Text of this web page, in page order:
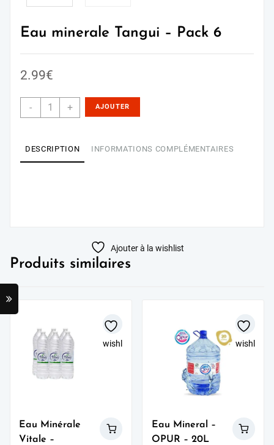
Eau minerale Tangui – Pack 6
2.99€
- + AJOUTER
DESCRIPTION INFORMATIONS COMPLÉMENTAIRES
Ajouter à la wishlist
Produits similaires
wishlist
Eau Minérale
Vitale –
wishlist
Eau Mineral –
OPUR – 20L